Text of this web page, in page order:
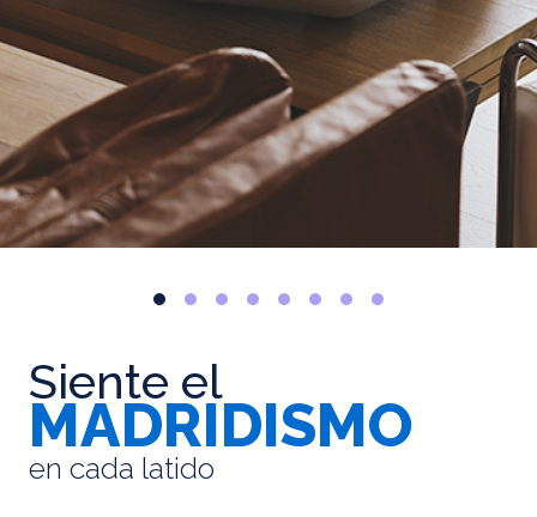
Siente el
MADRIDISMO
en cada latido